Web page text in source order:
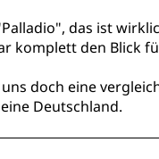
das ist
komplett den Blick
doch eine
Deutschland.